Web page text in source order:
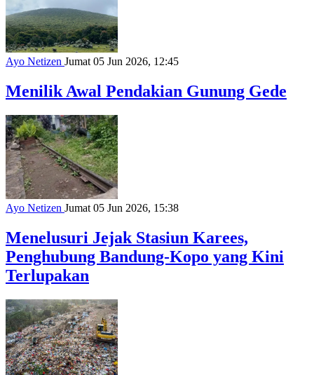
Ayo Netizen Jumat 05 Jun 2026, 12:45
Menilik Awal Pendakian Gunung Gede
Ayo Netizen Jumat 05 Jun 2026, 15:38
Menelusuri Jejak Stasiun Karees,
Penghubung Bandung-Kopo yang Kini
Terlupakan